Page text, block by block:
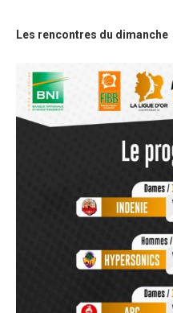
Les rencontres du dimanche